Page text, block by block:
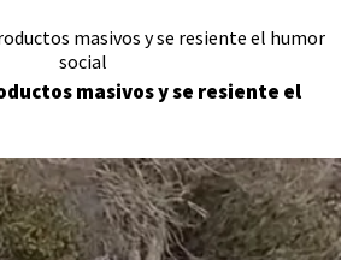
masivos y se resiente el